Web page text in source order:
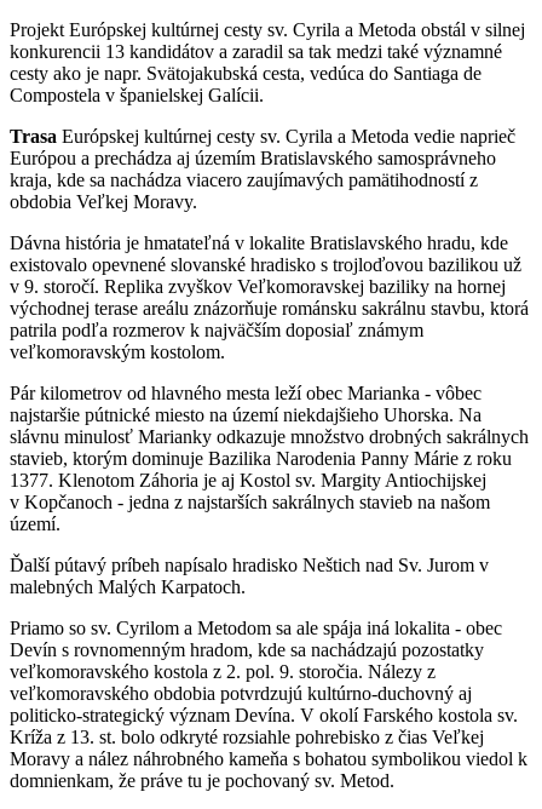
Projekt Európskej kultúrnej cesty sv. Cyrila a Metoda obstál v silnej
konkurencii 13 kandidátov a zaradil sa tak medzi také významné
cesty ako je napr. Svätojakubská cesta, vedúca do Santiaga de
Compostela v španielskej Galícii.
Trasa Európskej kultúrnej cesty sv. Cyrila a Metoda vedie naprieč
Európou a prechádza aj územím Bratislavského samosprávneho
kraja, kde sa nachádza viacero zaujímavých pamätihodností z
obdobia Veľkej Moravy.
Dávna história je hmatateľná v lokalite Bratislavského hradu, kde
existovalo opevnené slovanské hradisko s trojloďovou bazilikou už
v 9. storočí. Replika zvyškov Veľkomoravskej baziliky na hornej
východnej terase areálu znázorňuje románsku sakrálnu stavbu, ktorá
patrila podľa rozmerov k najväčším doposiaľ známym
veľkomoravským kostolom.
Pár kilometrov od hlavného mesta leží obec Marianka - vôbec
najstaršie pútnické miesto na území niekdajšieho Uhorska. Na
slávnu minulosť Marianky odkazuje množstvo drobných sakrálnych
stavieb, ktorým dominuje Bazilika Narodenia Panny Márie z roku
1377. Klenotom Záhoria je aj Kostol sv. Margity Antiochijskej
v Kopčanoch - jedna z najstarších sakrálnych stavieb na našom
území.
Ďalší pútavý príbeh napísalo hradisko Neštich nad Sv. Jurom v
malebných Malých Karpatoch.
Priamo so sv. Cyrilom a Metodom sa ale spája iná lokalita - obec
Devín s rovnomenným hradom, kde sa nachádzajú pozostatky
veľkomoravského kostola z 2. pol. 9. storočia. Nálezy z
veľkomoravského obdobia potvrdzujú kultúrno-duchovný aj
politicko-strategický význam Devína. V okolí Farského kostola sv.
Kríža z 13. st. bolo odkryté rozsiahle pohrebisko z čias Veľkej
Moravy a nález náhrobného kameňa s bohatou symbolikou viedol k
domnienkam, že práve tu je pochovaný sv. Metod.